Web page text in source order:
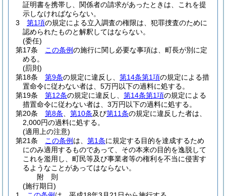
証明書を携帯し、関係者の請求があったときは、これを提
示しなければならない。
3
第1項の規定による立入調査の権限は、犯罪捜査のために
認められたものと解釈してはならない。
(委任)
第17条
この条例の施行に関し必要な事項は、町長が別に定
める。
(罰則)
第18条
第9条の規定に違反し、 第14条第1項の規定による措
置命令に従わない者は、5万円以下の過料に処する。
第19条
第12条の規定に違反し、 第14条第1項の規定による
措置命令に従わない者は、3万円以下の過料に処する。
第20条
第8条 第10条及び第11条の規定に違反した者は、
2,000円の過料に処する。
(適用上の注意)
第21条
この条例 は、 第1条に規定する目的を達成するため
にのみ適用するものであって、その本来の目的を逸脱して
これを濫用し、町民等及び事業者等の権利を不当に侵害す
るようなことがあってはならない。
附 則
(施行期日)